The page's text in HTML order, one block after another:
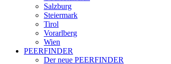
Salzburg
Steiermark
Tirol
Vorarlberg
Wien
PEERFINDER
Der neue PEERFINDER